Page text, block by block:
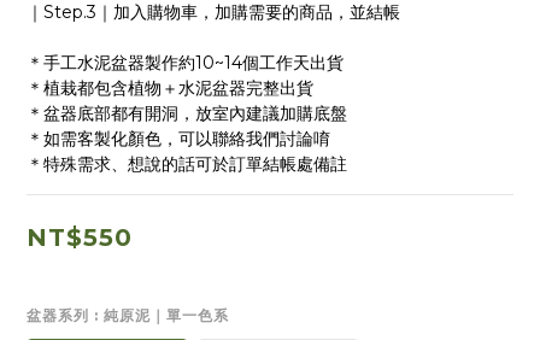
｜Step.3｜加入購物車，加購需要的商品，並結帳
＊手工水泥盆器製作約10~14個工作天出貨
＊植栽都包含植物＋水泥盆器完整出貨
＊盆器底部都有開洞，放室內建議加購底盤
＊如需客製化顏色，可以聯絡我們討論唷
＊特殊需求、想說的話可於訂單結帳處備註
NT$550
盆器系列 : 純原泥｜單一色系